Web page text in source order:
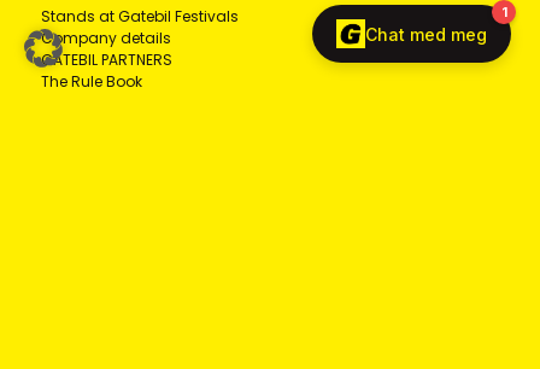
Stands at Gatebil Festivals
Company details
GATEBIL PARTNERS
The Rule Book